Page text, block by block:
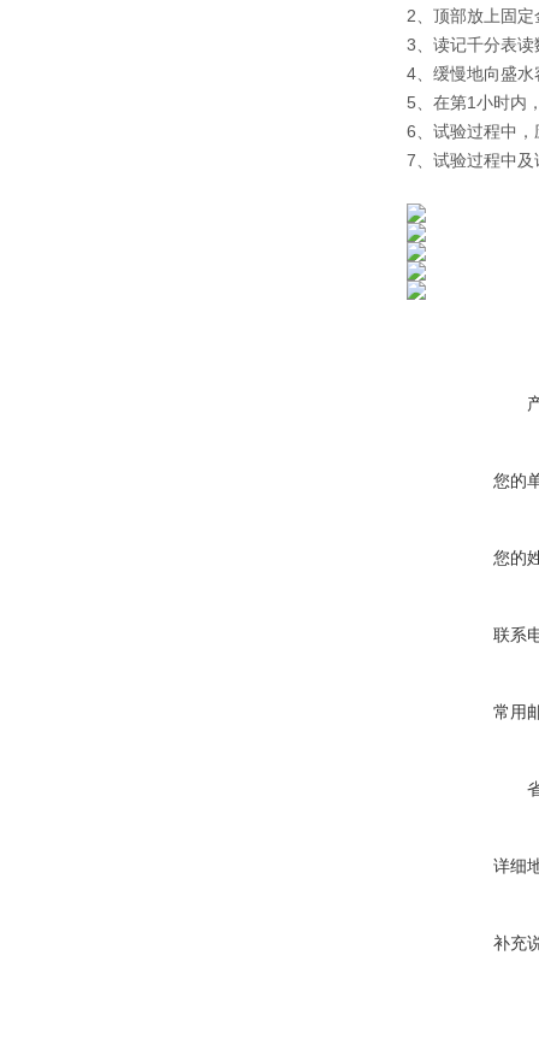
2、顶部放上固
3、读记千分表
4、缓慢地向盛
5、在第1小时内
6、试验过程中
7、试验过程中
您的
您的
联系
常用
详细
补充